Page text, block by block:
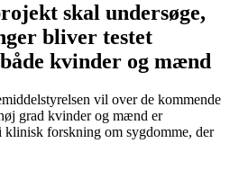
skal undersøge,
bliver testet
kvinder og mænd
vil over de kommende
grad kvinder og mænd er
forskning om sygdomme, der